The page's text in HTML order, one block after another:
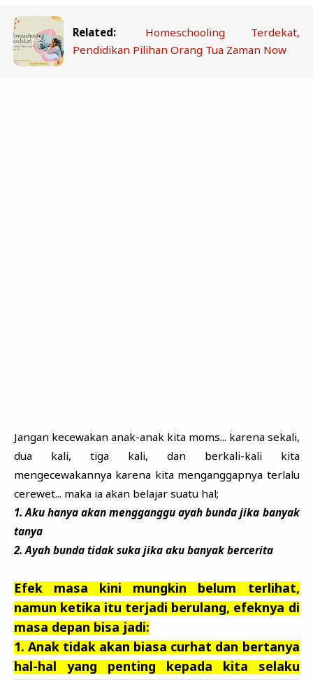
Related:
Homeschooling Terdekat,
Pendidikan Pilihan Orang Tua Zaman Now
Jangan kecewakan anak-anak kita moms... karena sekali,
dua kali, tiga kali, dan berkali-kali kita
mengecewakannya karena kita menganggapnya terlalu
cerewet... maka ia akan belajar suatu hal;
1. Aku hanya akan mengganggu ayah bunda jika banyak
tanya
2. Ayah bunda tidak suka jika aku banyak bercerita
Efek masa kini mungkin belum terlihat,
namun ketika itu terjadi berulang, efeknya di
masa depan bisa jadi:
1. Anak tidak akan biasa curhat dan bertanya
hal-hal yang penting kepada kita selaku